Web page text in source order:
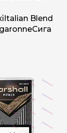
Italian Blend
Сига